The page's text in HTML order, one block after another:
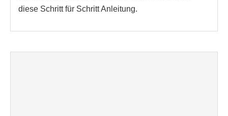
diese Schritt für Schritt Anleitung.